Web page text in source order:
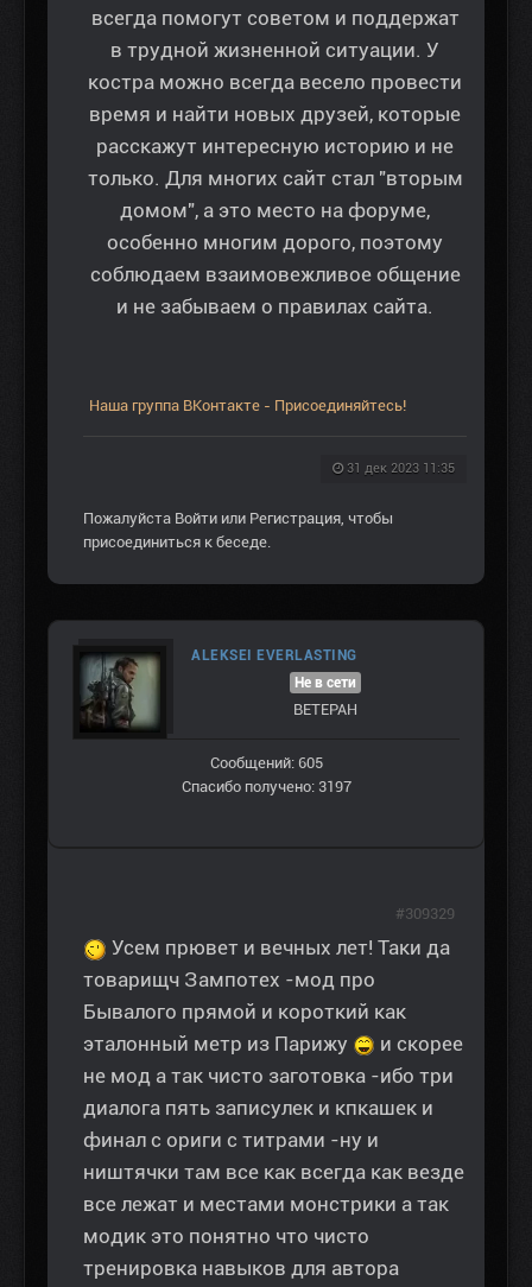
всегда помогут советом и поддержат
в трудной жизненной ситуации. У
костра можно всегда весело провести
время и найти новых друзей, которые
расскажут интересную историю и не
только. Для многих сайт стал "вторым
домом", а это место на форуме,
особенно многим дорого, поэтому
соблюдаем взаимовежливое общение
и не забываем о правилах сайта.
Наша группа ВКонтакте - Присоединяйтесь!
31 дек 2023 11:35
Пожалуйста Войти или Регистрация, чтобы
присоединиться к беседе.
ALEKSEI EVERLASTING
Не в сети
ВЕТЕРАН
Сообщений: 605
Спасибо получено: 3197
Усем прювет и вечных лет! Таки да
товарищч Зампотех -мод про
Бывалого прямой и короткий как
эталонный метр из Парижу
и скорее
не мод а так чисто заготовка -ибо три
диалога пять записулек и кпкашек и
финал с ориги с титрами -ну и
ништячки там все как всегда как везде
все лежат и местами монстрики а так
модик это понятно что чисто
тренировка навыков для автора
#309329